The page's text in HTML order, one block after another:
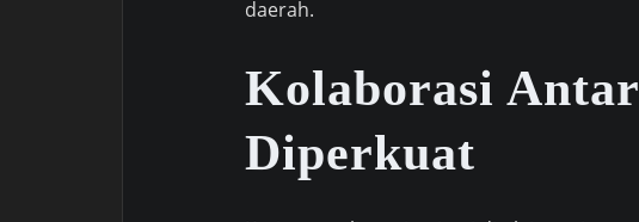
daerah.
Kolaborasi
Diperkuat